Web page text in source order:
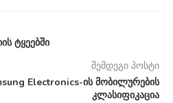
ტყეებში
შემდეგი პოსტი
Electronics-ის მობილურების
კლასიფიკაცია